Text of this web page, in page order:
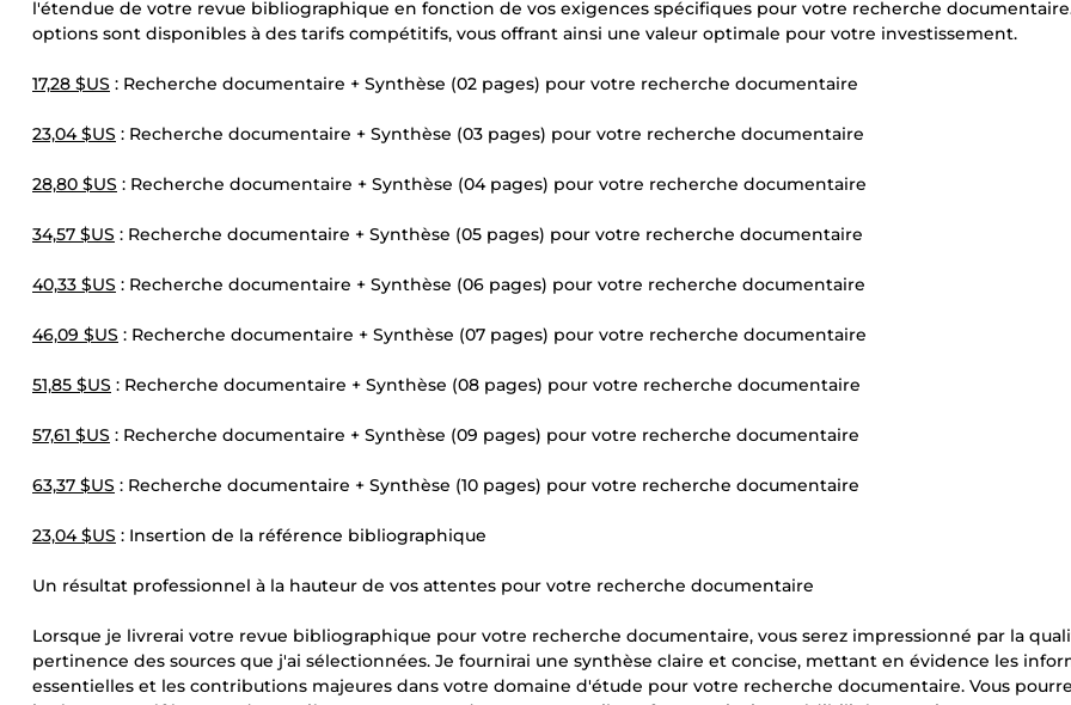
l'étendue de votre revue bibliographique en fonction de vos exigences spécifiques pour votre recherche
options sont disponibles à des tarifs compétitifs, vous offrant ainsi une valeur optimale pour votre investissement.
17,28 $US : Recherche documentaire + Synthèse (02 pages) pour votre recherche documentaire
23,04 $US : Recherche documentaire + Synthèse (03 pages) pour votre recherche documentaire
28,80 $US : Recherche documentaire + Synthèse (04 pages) pour votre recherche documentaire
34,57 $US : Recherche documentaire + Synthèse (05 pages) pour votre recherche documentaire
40,33 $US : Recherche documentaire + Synthèse (06 pages) pour votre recherche documentaire
46,09 $US : Recherche documentaire + Synthèse (07 pages) pour votre recherche documentaire
51,85 $US : Recherche documentaire + Synthèse (08 pages) pour votre recherche documentaire
57,61 $US : Recherche documentaire + Synthèse (09 pages) pour votre recherche documentaire
63,37 $US : Recherche documentaire + Synthèse (10 pages) pour votre recherche documentaire
23,04 $US : Insertion de la référence bibliographique
Un résultat professionnel à la hauteur de vos attentes pour votre recherche documentaire
Lorsque je livrerai votre revue bibliographique pour votre recherche documentaire, vous serez impressionné par la
pertinence des sources que j'ai sélectionnées. Je fournirai une synthèse claire et concise, mettant en évidence les
essentielles et les contributions majeures dans votre domaine d'étude pour votre recherche documentaire. Vous